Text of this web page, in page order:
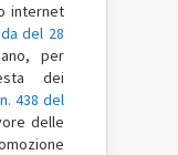
internet
del 28
per
dei
438 del
delle